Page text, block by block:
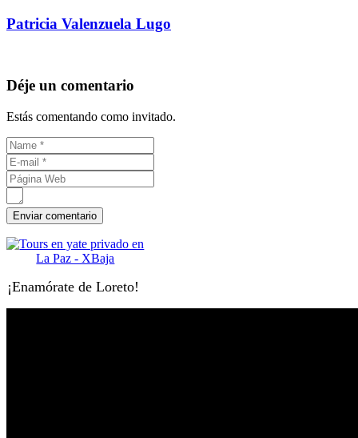
Patricia Valenzuela Lugo
Déje un comentario
Estás comentando como invitado.
¡Enamórate de Loreto!